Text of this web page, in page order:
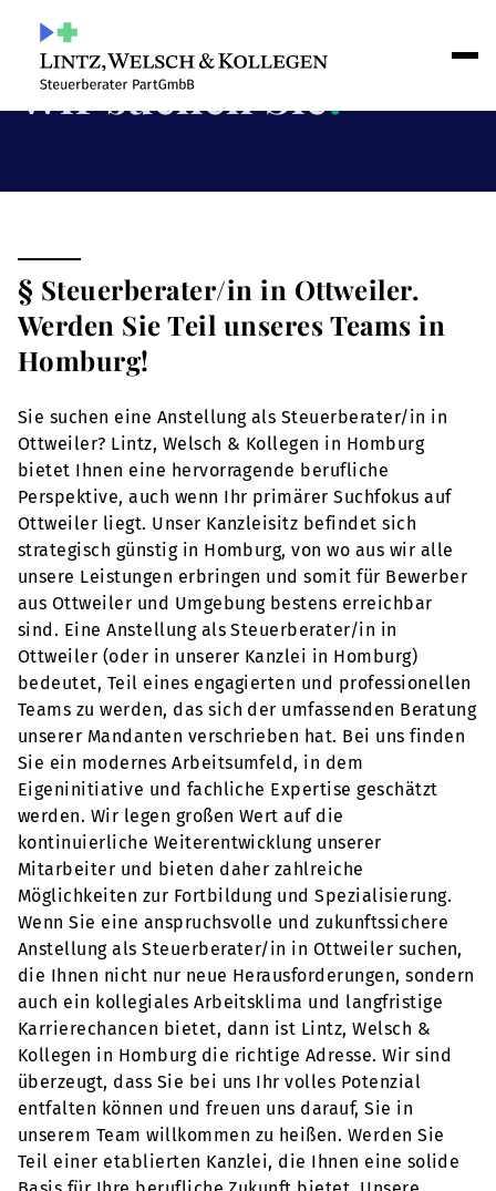
Wir suchen Sie!
§ Steuerberater/in in Ottweiler.
Werden Sie Teil unseres Teams in
Homburg!
Sie suchen eine Anstellung als Steuerberater/in in
Ottweiler? Lintz, Welsch & Kollegen in Homburg
bietet Ihnen eine hervorragende berufliche
Perspektive, auch wenn Ihr primärer Suchfokus auf
Ottweiler liegt. Unser Kanzleisitz befindet sich
strategisch günstig in Homburg, von wo aus wir alle
unsere Leistungen erbringen und somit für Bewerber
aus Ottweiler und Umgebung bestens erreichbar
sind. Eine Anstellung als Steuerberater/in in
Ottweiler (oder in unserer Kanzlei in Homburg)
bedeutet, Teil eines engagierten und professionellen
Teams zu werden, das sich der umfassenden Beratung
unserer Mandanten verschrieben hat. Bei uns finden
Sie ein modernes Arbeitsumfeld, in dem
Eigeninitiative und fachliche Expertise geschätzt
werden. Wir legen großen Wert auf die
kontinuierliche Weiterentwicklung unserer
Mitarbeiter und bieten daher zahlreiche
Möglichkeiten zur Fortbildung und Spezialisierung.
Wenn Sie eine anspruchsvolle und zukunftssichere
Anstellung als Steuerberater/in in Ottweiler suchen,
die Ihnen nicht nur neue Herausforderungen, sondern
auch ein kollegiales Arbeitsklima und langfristige
Karrierechancen bietet, dann ist Lintz, Welsch &
Kollegen in Homburg die richtige Adresse. Wir sind
überzeugt, dass Sie bei uns Ihr volles Potenzial
entfalten können und freuen uns darauf, Sie in
unserem Team willkommen zu heißen. Werden Sie
Teil einer etablierten Kanzlei, die Ihnen eine solide